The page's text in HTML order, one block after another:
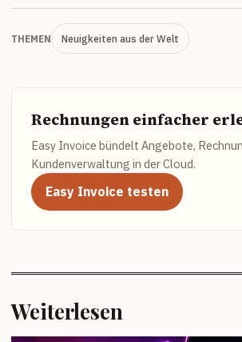
THEMEN Neuigkeiten aus der Welt
Rechnungen einfacher
Easy Invoice bündelt Angebote,
Kundenverwaltung in der Cloud.
Easy Invoice testen
Weiterlesen